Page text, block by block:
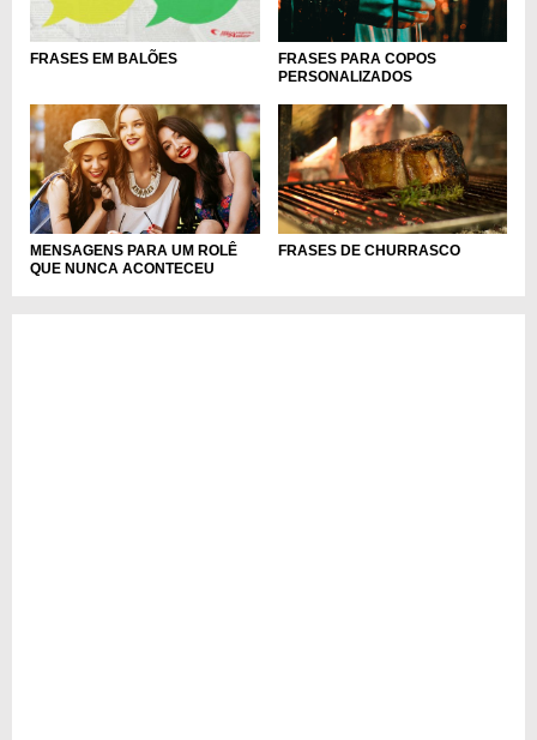
FRASES EM BALÕES
FRASES PARA COPOS
PERSONALIZADOS
MENSAGENS PARA UM ROLÊ
QUE NUNCA ACONTECEU
FRASES DE CHURRASCO